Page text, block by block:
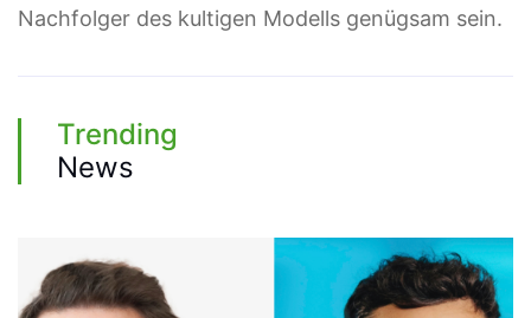
Nachfolger des kultigen Modells genügsam sein.
Trending
News